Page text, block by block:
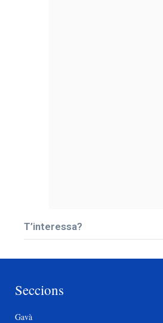
T’interessa?
Seccions
Gavà